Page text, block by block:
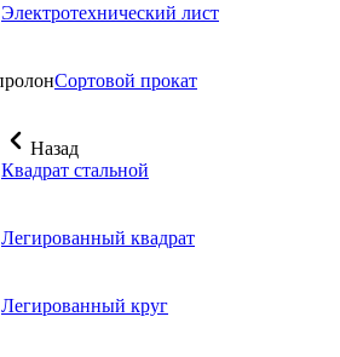
Электротехнический лист
Сортовой прокат
Назад
Квадрат стальной
Легированный квадрат
Легированный круг